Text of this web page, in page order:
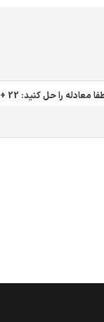
معادله را حل کنید: 22 + 8 = ?
09198454051